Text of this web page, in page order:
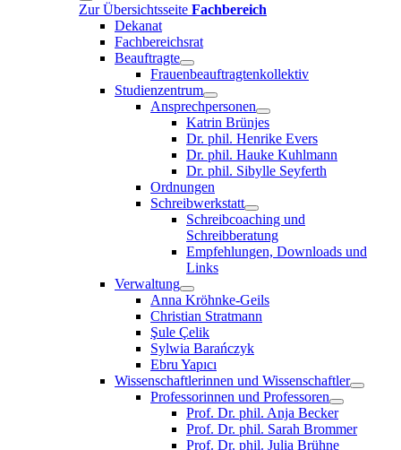
Zur Übersichtsseite Fachbereich
Dekanat
Fachbereichsrat
Beauftragte
Frauenbeauftragtenkollektiv
Studienzentrum
Ansprechpersonen
Katrin Brünjes
Dr. phil. Henrike Evers
Dr. phil. Hauke Kuhlmann
Dr. phil. Sibylle Seyferth
Ordnungen
Schreibwerkstatt
Schreibcoaching und
Schreibberatung
Empfehlungen, Downloads und
Links
Verwaltung
Anna Kröhnke-Geils
Christian Stratmann
Şule Çelik
Sylwia Barańczyk
Ebru Yapıcı
Wissenschaftlerinnen und Wissenschaftler
Professorinnen und Professoren
Prof. Dr. phil. Anja Becker
Prof. Dr. phil. Sarah Brommer
Prof. Dr. phil. Julia Brühne